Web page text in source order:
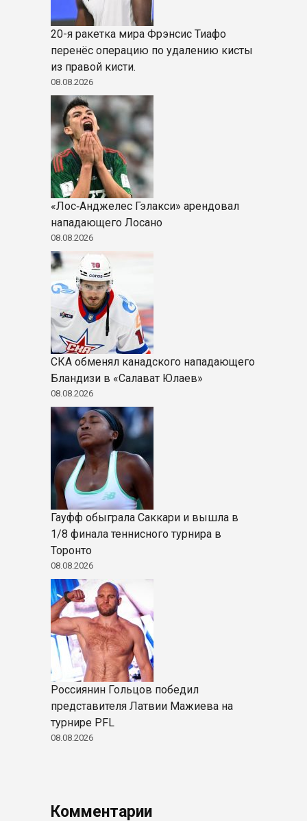
20-я ракетка мира Фрэнсис Тиафо
перенёс операцию по удалению кисты
из правой кисти.
08.08.2026
«Лос‑Анджелес Гэлакси» арендовал
нападающего Лосано
08.08.2026
СКА обменял канадского нападающего
Бландизи в «Салават Юлаев»
08.08.2026
Гауфф обыграла Саккари и вышла в
1/8 финала теннисного турнира в
Торонто
08.08.2026
Россиянин Гольцов победил
представителя Латвии Мажиева на
турнире PFL
08.08.2026
Комментарии